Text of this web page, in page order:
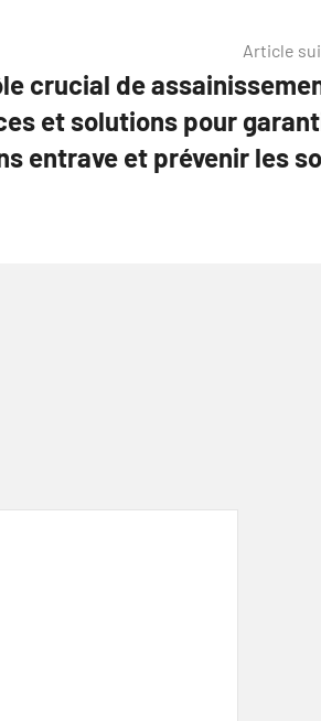
Article
crucial de
et solutions pour
entrave et prévenir les